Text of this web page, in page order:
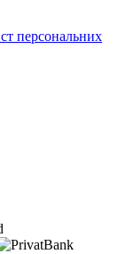
персональних